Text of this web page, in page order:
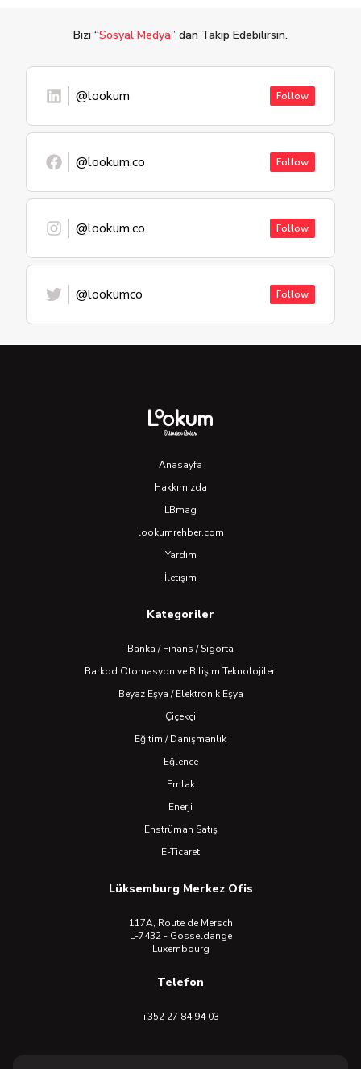
Bizi “Sosyal Medya” dan Takip Edebilirsin.
@lookum Follow
@lookum.co Follow
@lookum.co Follow
@lookumco Follow
Anasayfa
Hakkımızda
LBmag
lookumrehber.com
Yardım
İletişim
Kategoriler
Banka / Finans / Sigorta
Barkod Otomasyon ve Bilişim Teknolojileri
Beyaz Eşya / Elektronik Eşya
Çiçekçi
Eğitim / Danışmanlık
Eğlence
Emlak
Enerji
Enstrüman Satış
E-Ticaret
Lüksemburg Merkez Ofis
117A, Route de Mersch
L-7432 - Gosseldange
Luxembourg
Telefon
+352 27 84 94 03